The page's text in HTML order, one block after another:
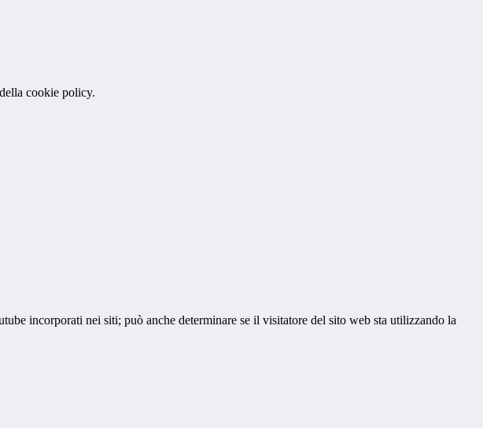
cookie policy.
incorporati nei siti; può anche determinare se il visitatore del sito web sta utilizzando la